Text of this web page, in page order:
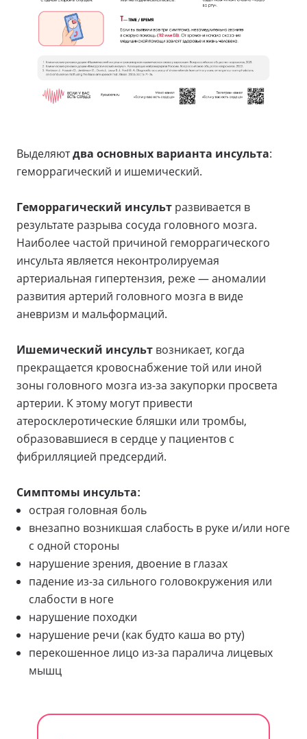
Выделяютдва основных варианта инсульта:
геморрагический и ишемический.
Геморрагический инсульт развивается в
результате разрыва сосуда головного мозга.
Наиболее частой причиной геморрагического
инсульта является неконтролируемая
артериальная гипертензия, реже — аномалии
развития артерий головного мозга в виде
аневризм и мальформаций.
Ишемический инсульт возникает, когда
прекращается кровоснабжение той или иной
зоны головного мозга из-за закупорки просвета
артерии. К этому могут привести
атеросклеротические бляшки или тромбы,
образовавшиеся в сердце у пациентов с
фибрилляцией предсердий.
Симптомы инсульта:
острая головная боль
внезапно возникшая слабость в руке и/или ноге
с одной стороны
нарушение зрения, двоение в глазах
падение из-за сильного головокружения или
слабости в ноге
нарушение походки
нарушение речи (как будто каша во рту)
перекошенное лицо из-за паралича лицевых
мышц